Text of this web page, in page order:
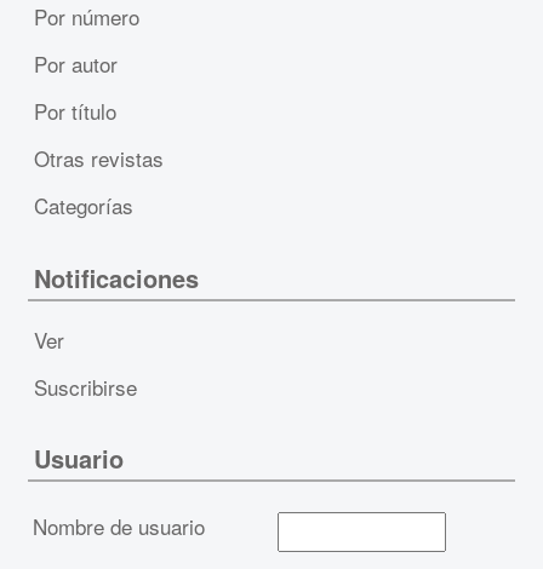
Por número
Por autor
Por título
Otras revistas
Categorías
Notificaciones
Ver
Suscribirse
Usuario
Nombre de usuario